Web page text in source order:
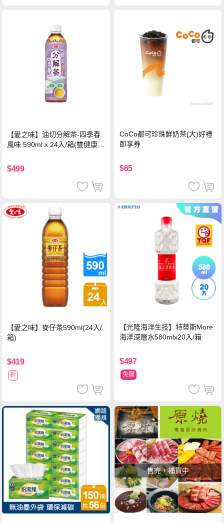
【愛之味】油切分解茶-四季春
風味 590ml x 24入/箱(雙健康認
$499
CoCo都可珍珠鮮奶茶(大)好禮
即享券
$65
【愛之味】麥仔茶590ml(24入/
箱)
$419
折
【光隆海洋生技】特蒂斯More
海洋深層水580mlx20入/箱
$497
免運
售完，補貨中